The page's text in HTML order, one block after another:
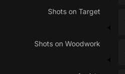
Shots on Target
Shots on Woodwork